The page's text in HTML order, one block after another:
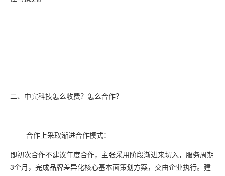
二、中宾科技怎么收费？怎么合作？
合作上采取渐进合作模式：
即初次合作不建议年度合作，主张采用阶段渐进来切入，服务周期
3个月，完成品牌差异化核心基本面策划方案，交由企业执行。建